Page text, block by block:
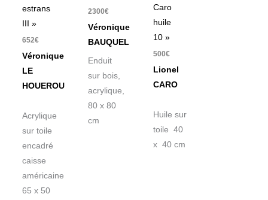
estrans
III »
652€
Véronique
LE
HOUEROU
Acrylique
sur toile
encadré
caisse
américaine
65 x 50
2300€
Véronique
BAUQUEL
Enduit
sur bois,
acrylique,
80 x 80
cm
Caro
huile
10 »
500€
Lionel
CARO
Huile sur
toile 40
x 40 cm